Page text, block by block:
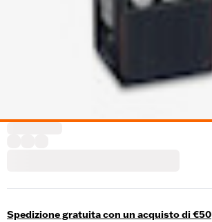
Spedizione gratuita con un acquisto di €50